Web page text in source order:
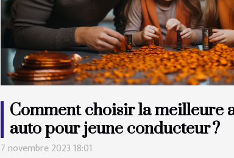
Comment choisir la meilleure
auto pour jeune conducteur ?
7 novembre 2023 18:01